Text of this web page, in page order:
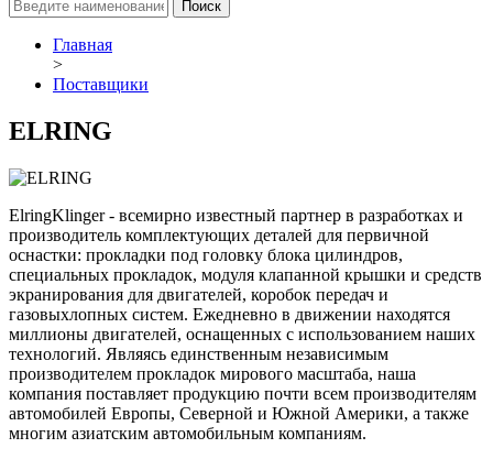
Главная
>
Поставщики
ELRING
ElringKlinger - всемирно известный партнер в разработках и
производитель комплектующих деталей для первичной
оснастки: прокладки под головку блока цилиндров,
специальных прокладок, модуля клапанной крышки и средств
экранирования для двигателей, коробок передач и
газовыхлопных систем. Ежедневно в движении находятся
миллионы двигателей, оснащенных с использованием наших
технологий. Являясь единственным независимым
производителем прокладок мирового масштаба, наша
компания поставляет продукцию почти всем производителям
автомобилей Европы, Северной и Южной Америки, а также
многим азиатским автомобильным компаниям.